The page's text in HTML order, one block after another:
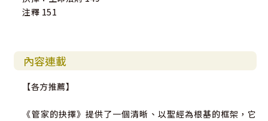
注釋 151
內容連載
【各方推薦】
《管家的抉擇》提供了一個清晰、以聖經為根基的框架，它